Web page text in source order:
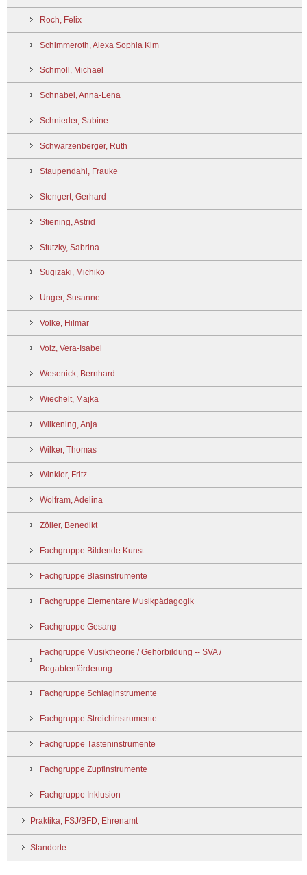
Roch, Felix
Schimmeroth, Alexa Sophia Kim
Schmoll, Michael
Schnabel, Anna-Lena
Schnieder, Sabine
Schwarzenberger, Ruth
Staupendahl, Frauke
Stengert, Gerhard
Stiening, Astrid
Stutzky, Sabrina
Sugizaki, Michiko
Unger, Susanne
Volke, Hilmar
Volz, Vera-Isabel
Wesenick, Bernhard
Wiechelt, Majka
Wilkening, Anja
Wilker, Thomas
Winkler, Fritz
Wolfram, Adelina
Zöller, Benedikt
Fachgruppe Bildende Kunst
Fachgruppe Blasinstrumente
Fachgruppe Elementare Musikpädagogik
Fachgruppe Gesang
Fachgruppe Musiktheorie / Gehörbildung -- SVA /
Begabtenförderung
Fachgruppe Schlaginstrumente
Fachgruppe Streichinstrumente
Fachgruppe Tasteninstrumente
Fachgruppe Zupfinstrumente
Fachgruppe Inklusion
Praktika, FSJ/BFD, Ehrenamt
Standorte